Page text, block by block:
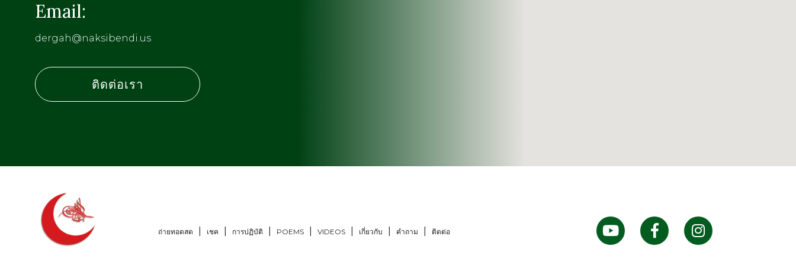
Email:
dergah@naksibendi.us
ติดต่อเรา
ถ่ายทอดสด เชค การปฏิบัติ POEMS VIDEOS เกี่ยวกับ คำถาม ติดต่อ